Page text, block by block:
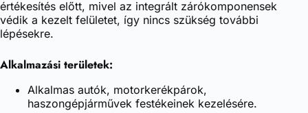
értékesítés előtt, mivel az integrált zárókomponensek
védik a kezelt felületet, így nincs szükség további
lépésekre.
Alkalmazási területek:
Alkalmas autók, motorkerékpárok,
haszongépjárművek festékeinek kezelésére.